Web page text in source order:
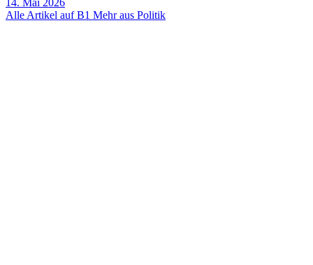
Alle Artikel auf B1 Mehr aus Politik